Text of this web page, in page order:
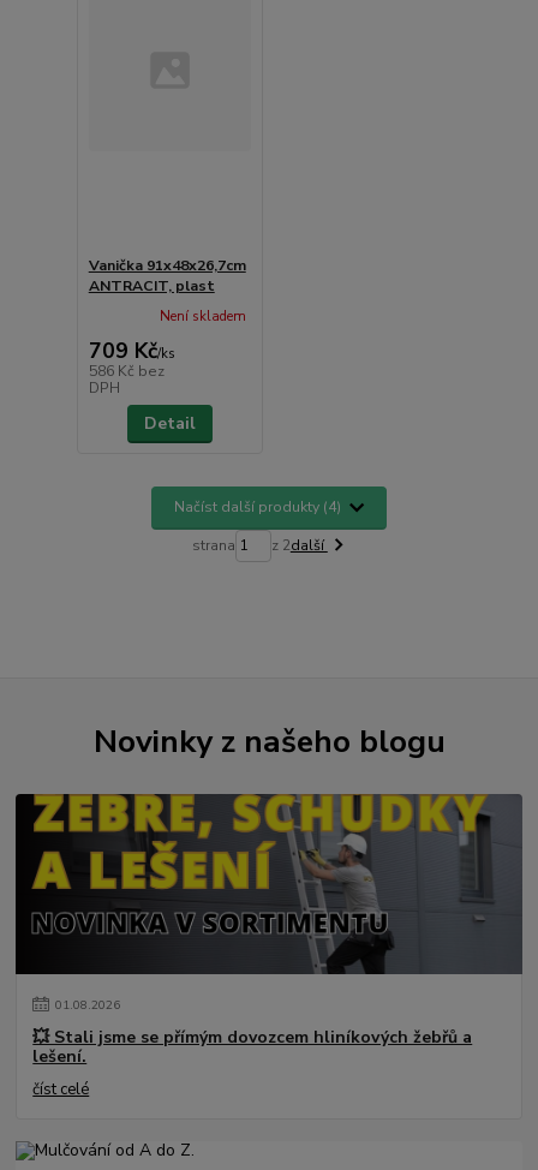
Vanička 91x48x26,7cm
ANTRACIT, plast
709 Kč/ks
586 Kč bez
DPH
Není skladem
Detail
Načíst další produkty (4)
strana z 2další
Novinky z našeho blogu
01.08.2026
💥 Stali jsme se přímým dovozcem hliníkových žebřů a
lešení.
číst celé